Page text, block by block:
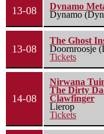
13-08
Dynamo
Dynamo
13-08
The Ghost
Doornroosje
Tickets
14-08
Nirwana
The Dirty
Clawfinger
Lierop
Tickets